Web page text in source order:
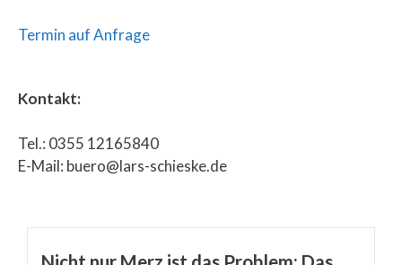
Termin auf Anfrage
Kontakt:
Tel.: 0355 12165840
E-Mail: buero@lars-schieske.de